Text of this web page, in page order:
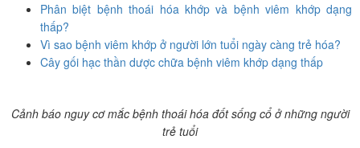
Phân biệt bệnh thoái hóa khớp và bệnh viêm khớp dạng
thấp?
Vì sao bệnh viêm khớp ở người lớn tuổi ngày càng trẻ hóa?
Cây gối hạc thần dược chữa bệnh viêm khớp dạng thấp
Cảnh báo nguy cơ mắc bệnh thoái hóa đốt sống cổ ở những người
trẻ tuổi